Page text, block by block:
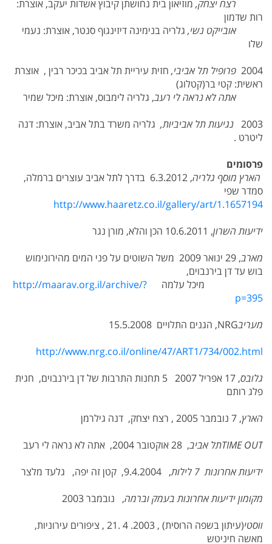
רצח יצחק, מוזיאון בית נחושתן קיבוץ אשדות יעקב, אוצרת:
רות שדמון
אובייקט נשי, גלריה בנימינה דיזינגוף סנטר, אוצרת: נעמי
שלו
2004 פרופיל תל אביבי, חזית עיריית תל אביב בכיכר רבין , אוצרת
ראשית: קטי בר(קטלוג)
אתה לא נראה לי רעב, גלריה לימבוס, אוצרת: מיכל שמיר
2003 נגיעות תל אביביות, גלריה משרד בתל אביב, אוצרת: דנה
ליטרט
פרסומים
הארץ מוסף גלריה
, 6.3.2012 בדרך לתל אביב עוצרים ברמלה,
סמדר שפי
http://www.haaretz.co.il/gallery/art/1.1657194
ידיעות השרון, 10.6.2011 הכן והלא, מורן נגר
מארב
, 29 ינואר 2009 משל השוטים על פני המים מהירונימוש
בוש עד דן בירנבוים,
מיכל עלמה http://maarav.org.il/archive/?
p=395
מעריבNRG, הגנים התלויים 15.5.2008
http://www.nrg.co.il/online/47/ART1/734/002.html
גלובס
, 17 אפריל 2007 5 תחנות התרבות של דן בירנבוים, חגית
פלג רותם
הארץ, 7 נובמבר 2005 , רצח יצחק, דנה גילרמן
TIME OUTתל אביב, 28 אוקטובר 2004, אתה לא נראה לי רעב
ידיעות אחרונות 7 לילות
, 9.4.2004, קטן זה יפה, גלעד מלצר
מקומון ידיעות אחרונות בעמק וברמה, נובמבר 2003
ווסטי
(עיתון בשפה הרוסית) , 2003. 4 .21 , ציפורים עירוניות,
מאשה חיניטש